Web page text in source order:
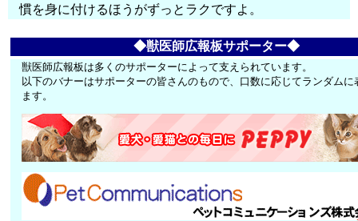
慣を身に付けるほうがずっとラクですよ。
◆獣医師広報板サポーター◆
獣医師広報板は多くのサポーターによって支えられています。
以下のバナーはサポーターの皆さんのもので、口数に応じてランダムに
ます。